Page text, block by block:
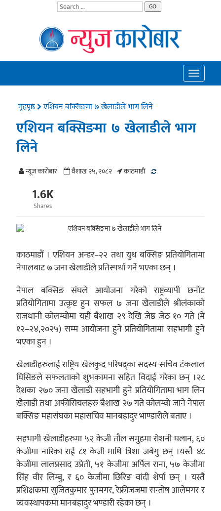
GO
Toggle
गृहपृष्ठ एशियन बक्सिङमा ७ खेलाडीले भाग लिने
एशियन बक्सिङमा ७ खेलाडीले भाग
लिने
न्यूज काराेबार वैशाख २५, २०८२ काठमाडाैं
1.6K
Shares
काठमाडौं । एशियन अन्डर–२२ तथा युथ बक्सिङ प्रतियोगितामा
नेपालबाट ७ जना खेलाडीले प्रतिस्पर्धा गर्ने भएका छन् ।
नेपाल बक्सिङ संघले आयोजना गरेको राष्ट्रव्यापी छनोट
प्रतियोगितामा उत्कृष्ट हुन सफल ७ जना खेलाडीले श्रीलंकाको
राजधानी कोलम्वोमा यही बैशाख २९ देखि जेष्ठ जेठ १० गते (मे
१२–२४,२०२५) सम्म आयोजना हुने प्रतियोगितामा सहभागी हुने
भएका हुन ।
खेलाडीहरुलाई राष्ट्रिय खेलकुद परिषद्का सदस्य सचिव टंकलाल
घिसिङले सफलताको शुभकामना सहित विदाई गरेका छन् ।२८
देशका २७० जना खेलाडी सहभागी हुने प्रतियोगितामा भाग लिन
खेलाडी तथा अफीसियलहरु बैशाख २७ गते कोलम्वो जाने नेपाल
बक्सिङ महासंघका महासचिव मानबहादुर भाण्डारीले बताए ।
सहभागी खेलाडीहरुमा ५२ केजी तौल समुहमा रोशनी घलान, ६०
केजीमा नारिका राई ८१ केजी माथि त्रिशा जबेगु छन् ।यस्तै ४८
केजीमा लालप्रसाद उप्रेती, ५१ केजीमा अर्पिल राना, ५७ केजीमा
सिंह वीर लिम्बु, र ६० केजीमा छिरिङ वांदी शेर्पा छन् । यस्तै
प्रशिक्षकमा सुजितकुमार पुनमगर, रेफ्रीजजमा सन्तोष आलेमगर र
व्यवस्थापकमा मानबहादुर भण्डारी रहेका छन् ।